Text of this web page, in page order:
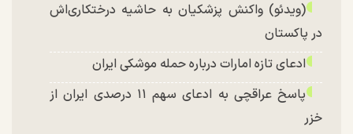
(ویدئو) واکنش پزشکیان به حاشیه درختکاری‌اش
در پاکستان
ادعای تازه امارات درباره حمله موشکی ایران
پاسخ عراقچی به ادعای سهم ۱۱ درصدی ایران از
خزر